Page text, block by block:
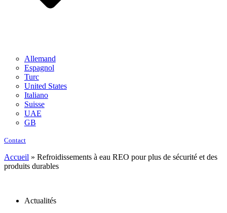
Allemand
Espagnol
Turc
United States
Italiano
Suisse
UAE
GB
Contact
Accueil » Refroidissements à eau REO pour plus de sécurité et des
produits durables
Actualités